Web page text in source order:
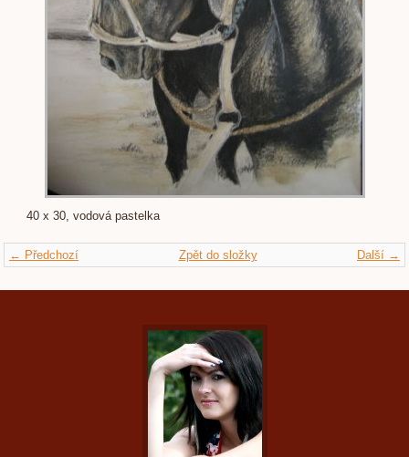
40 x 30, vodová pastelka
← Předchozí Další →
Zpět do složky